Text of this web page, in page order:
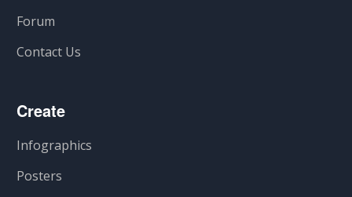
Forum
Contact Us
Create
Infographics
Posters